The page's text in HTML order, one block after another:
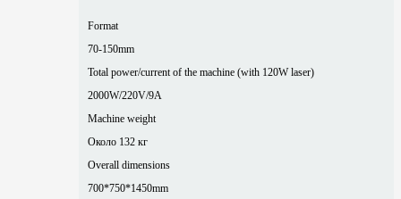
Format
70-150mm
Total power/current of the machine (with 120W laser)
2000W/220V/9A
Machine weight
Около 132 кг
Overall dimensions
700*750*1450mm